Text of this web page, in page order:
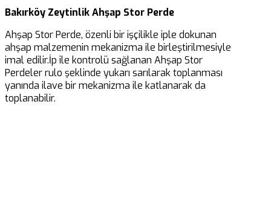
Bakırköy Zeytinlik Ahşap Stor Perde
Ahşap Stor Perde, özenli bir işçilikle iple dokunan
ahşap malzemenin mekanizma ile birleştirilmesiyle
imal edilir.İp ile kontrolü sağlanan Ahşap Stor
Perdeler rulo şeklinde yukarı sarılarak toplanması
yanında ilave bir mekanizma ile katlanarak da
toplanabilir.